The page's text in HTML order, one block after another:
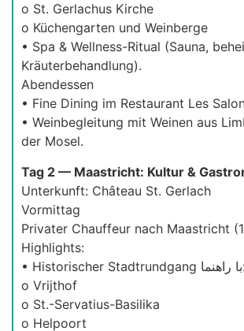
o St. Gerlachus Kirche
o Küchengarten und Weinberge
• Spa & Wellness-Ritual (Sauna,
Kräuterbehandlung).
Abendessen
• Fine Dining im Restaurant Les
• Weinbegleitung mit Weinen aus
der Mosel.
Tag 2 — Maastricht: Kultur &
Unterkunft: Château St. Gerlach
Vormittag
Privater Chauffeur nach Maastricht
Highlights:
• Historischer Stadtrundgang با راهنما:
o Vrijthof
o St.-Servatius-Basilika
o Helpoort